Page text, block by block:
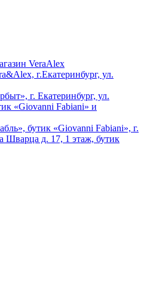
VeraAlex
г.Екатеринбург, ул.
г. Екатеринбург, ул.
«Giovanni Fabiani» и
бутик «Giovanni Fabiani», г.
Шварца д. 17, 1 этаж, бутик